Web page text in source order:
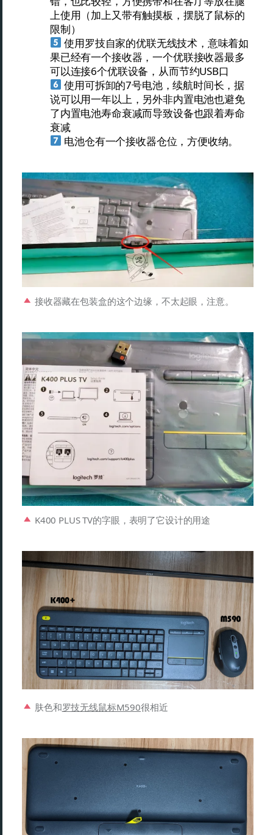
上使用（加上又带有触摸板，摆脱了鼠标的
限制）
使用罗技自家的优联无线技术，意味着如
果已经有一个接收器，一个优联接收器最多
可以连接6个优联设备，从而节约USB口
使用可拆卸的7号电池，续航时间长，据
说可以用一年以上，另外非内置电池也避免
了内置电池寿命衰减而导致设备也跟着寿命
衰减
电池仓有一个接收器仓位，方便收纳。
接收器藏在包装盒的这个边缘，不太起眼，注意。
K400 PLUS TV的字眼，表明了它设计的用途
肤色和罗技无线鼠标M590很相近